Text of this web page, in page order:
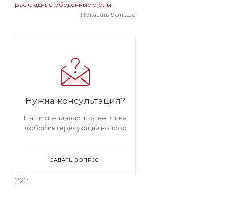
раскладные обеденные столы
Прямоугольные обеденные столы
раскладные прямоугольные столы
Показать больше
Нужна консультация?
Наши специалисты ответят на
любой интересующий вопрос
ЗАДАТЬ ВОПРОС
222